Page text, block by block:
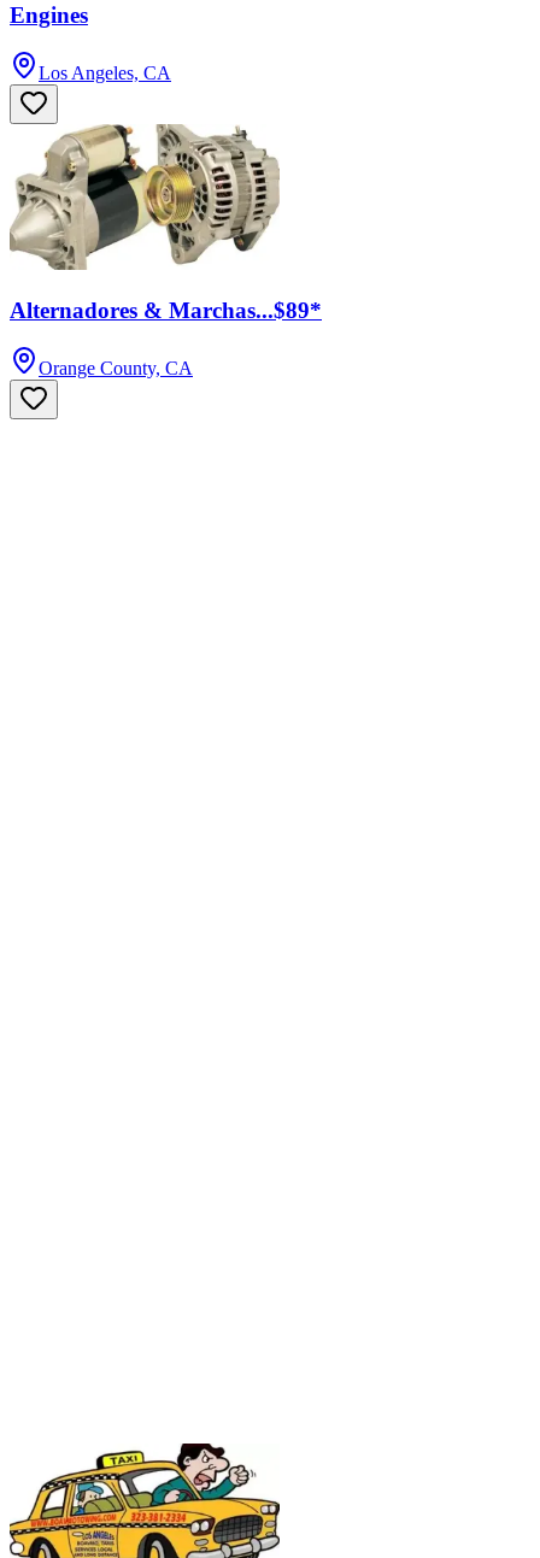
Engines
Los Angeles, CA
Alternadores & Marchas...$89*
Orange County, CA